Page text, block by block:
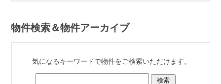
物件検索＆物件アーカイブ
気になるキーワードで物件をご検索いただけます。